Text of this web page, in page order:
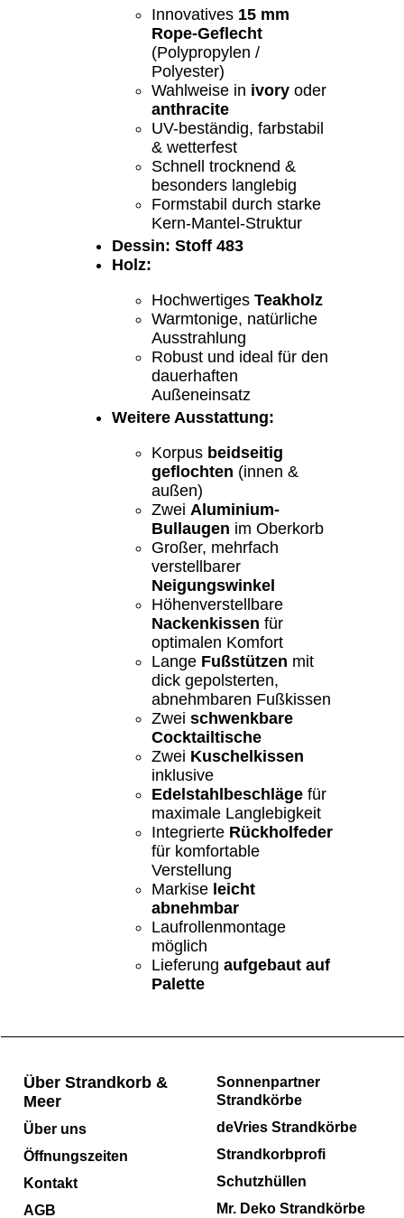
Innovatives 15 mm
Rope-Geflecht
(Polypropylen /
Polyester)
Wahlweise in ivory oder
anthracite
UV-beständig, farbstabil
& wetterfest
Schnell trocknend &
besonders langlebig
Formstabil durch starke
Kern-Mantel-Struktur
Dessin: Stoff 483
Holz:
Hochwertiges Teakholz
Warmtonige, natürliche
Ausstrahlung
Robust und ideal für den
dauerhaften
Außeneinsatz
Weitere Ausstattung:
Korpus beidseitig
geflochten (innen &
außen)
Zwei Aluminium-
Bullaugen im Oberkorb
Großer, mehrfach
verstellbarer
Neigungswinkel
Höhenverstellbare
Nackenkissen für
optimalen Komfort
Lange Fußstützen mit
dick gepolsterten,
abnehmbaren Fußkissen
Zwei schwenkbare
Cocktailtische
Zwei Kuschelkissen
inklusive
Edelstahlbeschläge für
maximale Langlebigkeit
Integrierte Rückholfeder
für komfortable
Verstellung
Markise leicht
abnehmbar
Laufrollenmontage
möglich
Lieferung aufgebaut auf
Palette
Sonnenpartner
Strandkörbe
deVries Strandkörbe
Strandkorbprofi
Schutzhüllen
Mr. Deko Strandkörbe
Über Strandkorb &
Meer
Über uns
Öffnungszeiten
Kontakt
AGB